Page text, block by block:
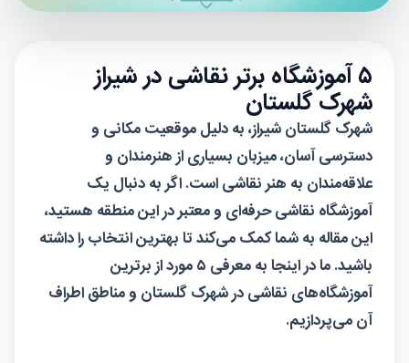
۵ آموزشگاه برتر نقاشی در شیراز
شهرک گلستان
شهرک گلستان شیراز، به دلیل موقعیت مکانی و
دسترسی آسان، میزبان بسیاری از هنرمندان و
علاقه‌مندان به هنر نقاشی است. اگر به دنبال یک
آموزشگاه نقاشی حرفه‌ای و معتبر در این منطقه هستید،
این مقاله به شما کمک می‌کند تا بهترین انتخاب را داشته
باشید. ما در اینجا به معرفی ۵ مورد از برترین
آموزشگاه‌های نقاشی در شهرک گلستان و مناطق اطراف
آن می‌پردازیم.